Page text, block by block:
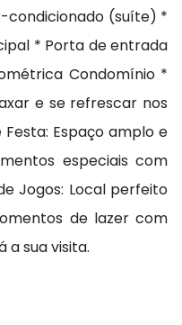
condicionado (suíte) *
* Porta de entrada
Condomínio *
e se refrescar nos
Espaço amplo e
especiais com
Jogos: Local perfeito
de lazer com
a sua visita.